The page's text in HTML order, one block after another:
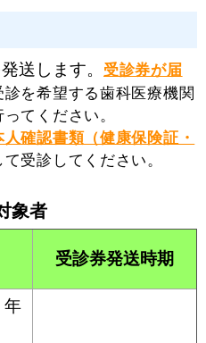
送します。 受診券が届
診を希望する歯科医療機関
てください。
確認書類（健康保険証・
て受診してください。
象者
受診券発送時期
年